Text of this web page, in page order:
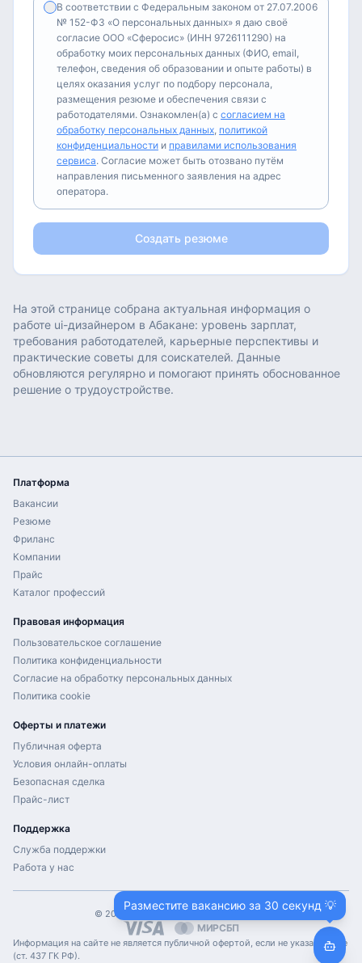
В соответствии с Федеральным законом от 27.07.2006
№ 152-ФЗ «О персональных данных» я даю своё
согласие ООО «Сферосис» (ИНН 9726111290) на
обработку моих персональных данных (ФИО, email,
телефон, сведения об образовании и опыте работы) в
целях оказания услуг по подбору персонала,
размещения резюме и обеспечения связи с
работодателями. Ознакомлен(а) с согласием на
обработку персональных данных, политикой
конфиденциальности и правилами использования
сервиса. Согласие может быть отозвано путём
направления письменного заявления на адрес
оператора.
Создать резюме
На этой странице собрана актуальная информация о
работе ui-дизайнером в Абакане: уровень зарплат,
требования работодателей, карьерные перспективы и
практические советы для соискателей. Данные
обновляются регулярно и помогают принять обоснованное
решение о трудоустройстве.
Платформа
Вакансии
Резюме
Фриланс
Компании
Прайс
Каталог профессий
Правовая информация
Пользовательское соглашение
Политика конфиденциальности
Согласие на обработку персональных данных
Политика cookie
Оферты и платежи
Публичная оферта
Условия онлайн-оплаты
Безопасная сделка
Прайс-лист
Поддержка
Служба поддержки
Работа у нас
© 2026 ProHH.ru. Все права защищены.
МИРСБП
Информация на сайте не является публичной офертой, если не указано иное
(ст. 437 ГК РФ).
Разместите вакансию за 30 секунд 💡